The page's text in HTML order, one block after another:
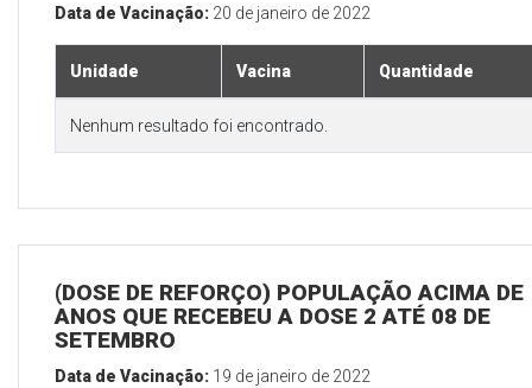
Data de Vacinação: 20 de janeiro de 2022
Unidade Vacina Quantidade
Nenhum resultado foi encontrado.
(DOSE DE REFORÇO) POPULAÇÃO ACIMA DE
ANOS QUE RECEBEU A DOSE 2 ATÉ 08 DE
SETEMBRO
Data de Vacinação: 19 de janeiro de 2022